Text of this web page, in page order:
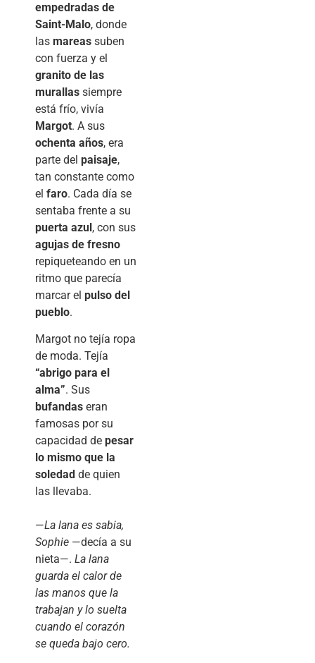
empedradas de
Saint-Malo, donde
las mareas suben
con fuerza y el
granito de las
murallas siempre
está frío, vivía
Margot. A sus
ochenta años, era
parte del paisaje,
tan constante como
el faro. Cada día se
sentaba frente a su
puerta azul, con sus
agujas de fresno
repiqueteando en un
ritmo que parecía
marcar el pulso del
pueblo.
Margot no tejía ropa
de moda. Tejía
“abrigo para el
alma”. Sus
bufandas eran
famosas por su
capacidad de pesar
lo mismo que la
soledad de quien
las llevaba.
—La lana es sabia,
Sophie —decía a su
nieta—. La lana
guarda el calor de
las manos que la
trabajan y lo suelta
cuando el corazón
se queda bajo cero.